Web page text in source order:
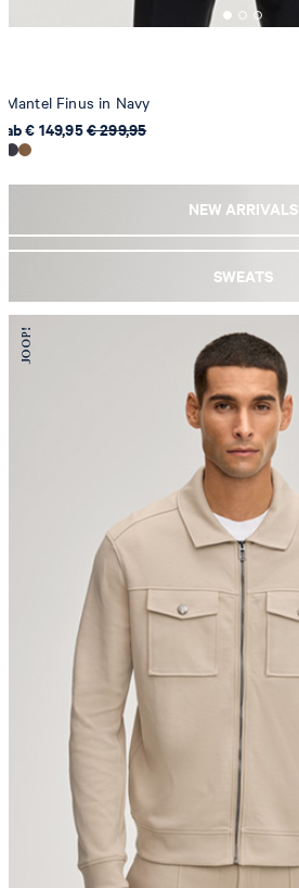
Mantel Finus in Navy
ab € 149,95€ 299,95
NEW ARRIVALS
SWEATS